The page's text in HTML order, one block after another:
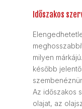
Időszakos
milyen
később
Az időszakos
olajat, az